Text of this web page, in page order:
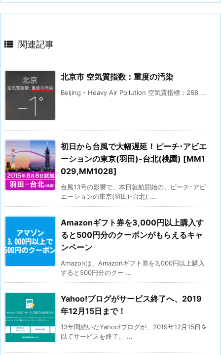
 関連記事
北京市 空気質指数：重度の汚染
Beijing - Heavy Air Pollution 空気質指標：288 ...
初日から台風で大幅遅延！ピーチ･アビエ
ーションの東京(羽田)-台北(桃園) [MM1
029,MM1028]
台風13号の影響で、本日就航開始の、ピーチ･アビ
エーションの東京(羽田)-台北( ...
Amazonギフト券を3,000円以上購入す
ると500円分のクーポンがもらえるキャ
ンペーン
Amazonは、Amazonギフト券を3,000円以上購入
すると500円分のクー ...
Yahoo!ブログがサービス終了へ、2019
年12月15日まで！
13年間続いたYahoo!ブログが、2019年12月15日を
以てサービスを終了。 ...